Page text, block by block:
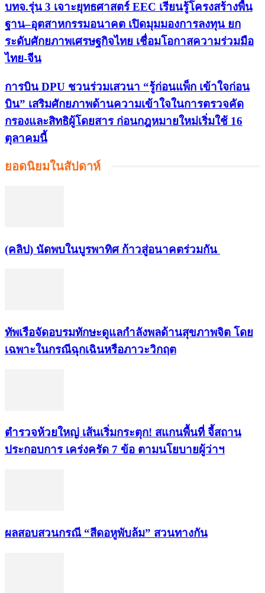
บทจ.รุ่น 3 เจาะยุทธศาสตร์ EEC เรียนรู้โครงสร้างพื้น
ฐาน–อุตสาหกรรมอนาคต เปิดมุมมองการลงทุน ยก
ระดับศักยภาพเศรษฐกิจไทย เชื่อมโอกาสความร่วมมือ
ไทย-จีน
การบิน DPU ชวนร่วมเสวนา “รู้ก่อนแพ็ก เข้าใจก่อน
บิน” เสริมศักยภาพด้านความเข้าใจในการตรวจคัด
กรองและสิทธิผู้โดยสาร ก่อนกฎหมายใหม่เริ่มใช้ 16
ตุลาคมนี้
ยอดนิยมในสัปดาห์
(คลิป) นัดพบในบูรพาทิศ ก้าวสู่อนาคตร่วมกัน
ทัพเรือจัดอบรมทักษะดูแลกำลังพลด้านสุขภาพจิต โดย
เฉพาะในกรณีฉุกเฉินหรือภาวะวิกฤต
ตำรวจห้วยใหญ่ เส้นเริ่มกระตุก! สแกนพื้นที่ จี้สถาน
ประกอบการ เคร่งครัด 7 ข้อ ตามนโยบายผู้ว่าฯ
ผลสอบสวนกรณี “สีดอหูพับล้ม” สวนทางกัน